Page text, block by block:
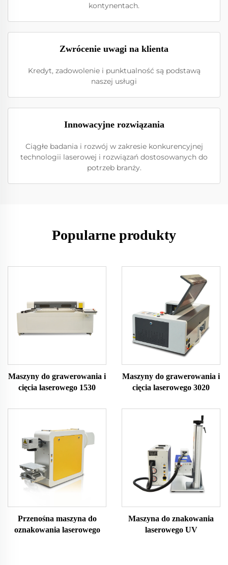
kontynentach.
Zwrócenie uwagi na klienta
Kredyt, zadowolenie i punktualność są podstawą
naszej usługi
Innowacyjne rozwiązania
Ciągłe badania i rozwój w zakresie konkurencyjnej
technologii laserowej i rozwiązań dostosowanych do
potrzeb branży.
Popularne produkty
Maszyny do grawerowania i
cięcia laserowego 1530
Maszyny do grawerowania i
cięcia laserowego 3020
Przenośna maszyna do
oznakowania laserowego
Maszyna do znakowania
laserowego UV